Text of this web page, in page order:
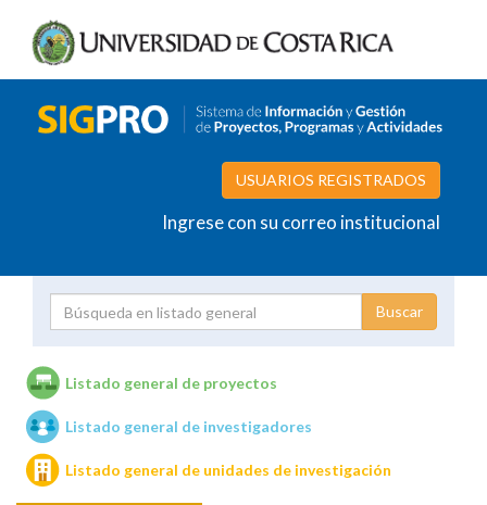
USUARIOS REGISTRADOS
Ingrese con su correo institucional
Unidades de investigación
Listado general de proyectos
Listado general de investigadores
Listado general de unidades de investigación